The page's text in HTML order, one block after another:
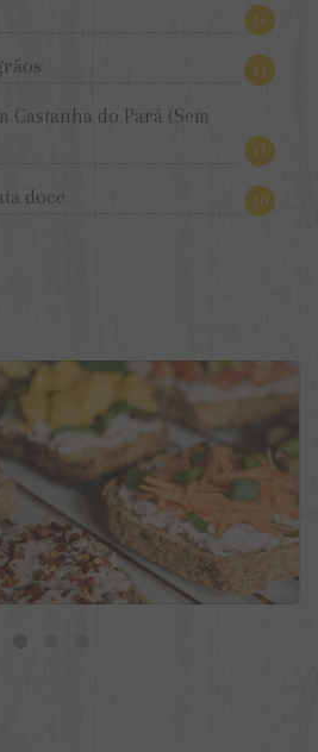
16
14
Castanha do Pará (Sem
11
doce 10